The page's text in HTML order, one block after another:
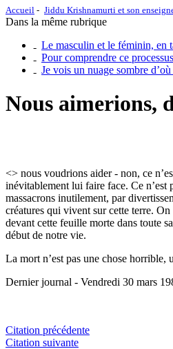
Accueil Jiddu Krishnamurti et son
Dans la même rubrique
Le masculin et le féminin, en
Pour comprendre ce
Je vois un nuage sombre
Nous aimerions,
<> nous voudrions aider - non, ce
inévitablement lui faire face. Ce n’est
massacrons inutilement, par
créatures qui vivent sur cette terre.
devant cette feuille morte dans toute
début de notre vie.
La mort n’est pas une chose horrible,
Dernier journal - Vendredi 30 mars
Citation précédente
Citation suivante